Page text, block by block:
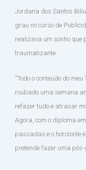
Jordana dos Santos
grau no curso de
realizava um sonho que
traumatizante.
“Todo o conteúdo do
roubado uma semana
refazer tudo e atrasar
Agora, com o diploma
passadas e o horizonte
pretende fazer uma